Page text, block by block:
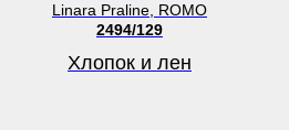
Linara Praline, ROMO
2494/129
Хлопок и лен